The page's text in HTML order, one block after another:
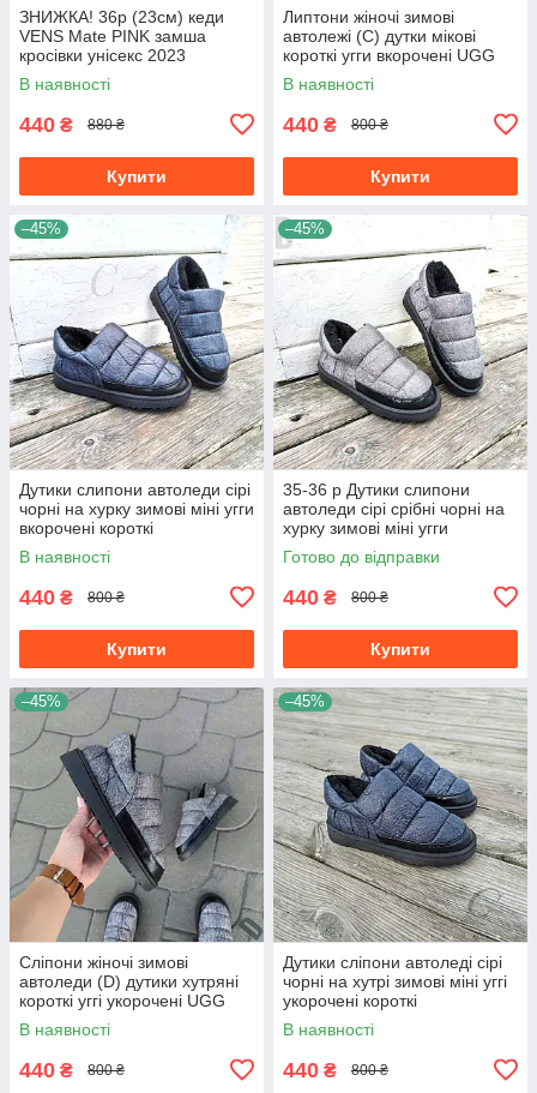
ЗНИЖКА! 36р (23см) кеди
VENS Mate PINK замша
кросівки унісекс 2023
В наявності
440 ₴ 880 ₴
Купити
Липтони жіночі зимові
автолежі (C) дутки мікові
короткі угги вкорочені UGG
чорні шлепки уггі чорнерії
В наявності
440 ₴ 800 ₴
Купити
–45%
Дутики слипони автоледи сірі
чорні на хурку зимові міні угги
вкорочені короткі
В наявності
440 ₴ 800 ₴
Купити
–45%
35-36 р Дутики слипони
автоледи сірі срібні чорні на
хурку зимові міні угги
вкорочені короткі
Готово до відправки
440 ₴ 800 ₴
Купити
–45%
Сліпони жіночі зимові
автоледи (D) дутики хутряні
короткі уггі укорочені UGG
чорні шльопанці
В наявності
440 ₴ 800 ₴
–45%
Дутики сліпони автоледі сірі
чорні на хутрі зимові міні уггі
укорочені короткі
В наявності
440 ₴ 800 ₴